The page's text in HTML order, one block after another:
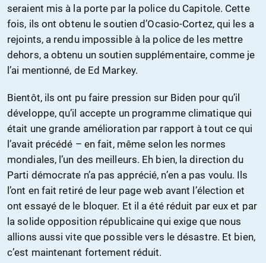
seraient mis à la porte par la police du Capitole. Cette
fois, ils ont obtenu le soutien d’Ocasio-Cortez, qui les a
rejoints, a rendu impossible à la police de les mettre
dehors, a obtenu un soutien supplémentaire, comme je
l’ai mentionné, de Ed Markey.
Bientôt, ils ont pu faire pression sur Biden pour qu’il
développe, qu’il accepte un programme climatique qui
était une grande amélioration par rapport à tout ce qui
l’avait précédé – en fait, même selon les normes
mondiales, l’un des meilleurs. Eh bien, la direction du
Parti démocrate n’a pas apprécié, n’en a pas voulu. Ils
l’ont en fait retiré de leur page web avant l’élection et
ont essayé de le bloquer. Et il a été réduit par eux et par
la solide opposition républicaine qui exige que nous
allions aussi vite que possible vers le désastre. Et bien,
c’est maintenant fortement réduit.